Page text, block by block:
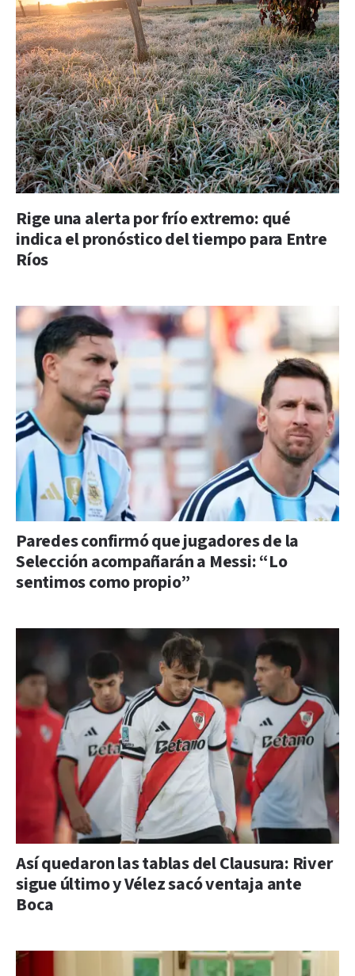
Rige una alerta por frío extremo: qué
indica el pronóstico del tiempo para Entre
Ríos
Paredes confirmó que jugadores de la
Selección acompañarán a Messi: “Lo
sentimos como propio”
Así quedaron las tablas del Clausura: River
sigue último y Vélez sacó ventaja ante
Boca